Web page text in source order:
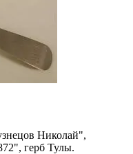
Николай",
герб Тулы.